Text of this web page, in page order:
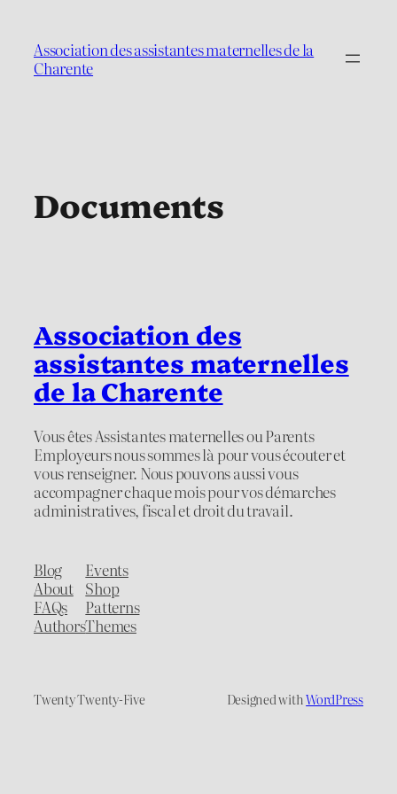
contenu
Association des assistantes maternelles de la
Charente
Documents
Association des
assistantes maternelles
de la Charente
Vous êtes Assistantes maternelles ou Parents
Employeurs nous sommes là pour vous écouter et
vous renseigner. Nous pouvons aussi vous
accompagner chaque mois pour vos démarches
administratives, fiscal et droit du travail.
Blog
About
FAQs
Authors
Events
Shop
Patterns
Themes
Twenty Twenty-Five Designed withWordPress